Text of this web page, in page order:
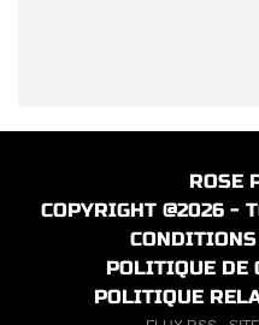
ROSE
COPYRIGHT @2026 -
POLITIQUE DE
POLITIQUE